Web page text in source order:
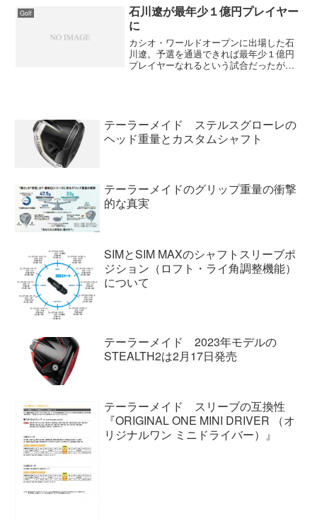
幕しました。恒例の名誉始球式ではゲー
リー・プレーヤ...
Golf
石川遼が最年少１億円プレイヤー
に
カシオ・ワールドオープンに出場した石
川遼。予選を通過できれば最年少１億円
プレイヤーなれるという試合だったが見
テーラーメイド ステルスグローレの
ヘッド重量とカスタムシャフト
テーラーメイドのグリップ重量の衝撃
的な真実
SIMとSIM MAXのシャフトスリーブポ
ジション（ロフト・ライ角調整機能）
について
テーラーメイド 2023年モデルの
STEALTH2は2月17日発売
テーラーメイド スリーブの互換性
『ORIGINAL ONE MINI DRIVER （オ
リジナルワン ミニドライバー）』